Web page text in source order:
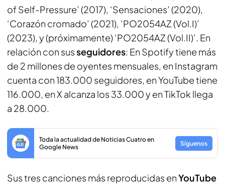
of Self-Pressure’ (2017), ‘Sensaciones’ (2020),
‘Corazón cromado’ (2021), ‘PO2054AZ (Vol.I)’
(2023), y (próximamente) ‘PO2054AZ (Vol.II)’. En
relación con susseguidores: En Spotify tiene más
de 2 millones de oyentes mensuales, en Instagram
cuenta con 183.000 seguidores, en YouTube tiene
116.000, en X alcanza los 33.000 y en TikTok llega
a 28.000.
Toda la actualidad de Noticias Cuatro en
Google News
Síguenos
Sus tres canciones más reproducidas enYouTube